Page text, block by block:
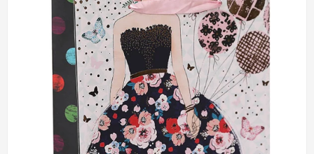
Preisen waren immer unsere kontinuierliche Verfolgung, wir
kümmern uns um alle Kunden aus der ganzen Welt, egal wie groß
oder klein Sie sind. Tongle war bereit, mit Ihnen zusammen zu
wachsen.